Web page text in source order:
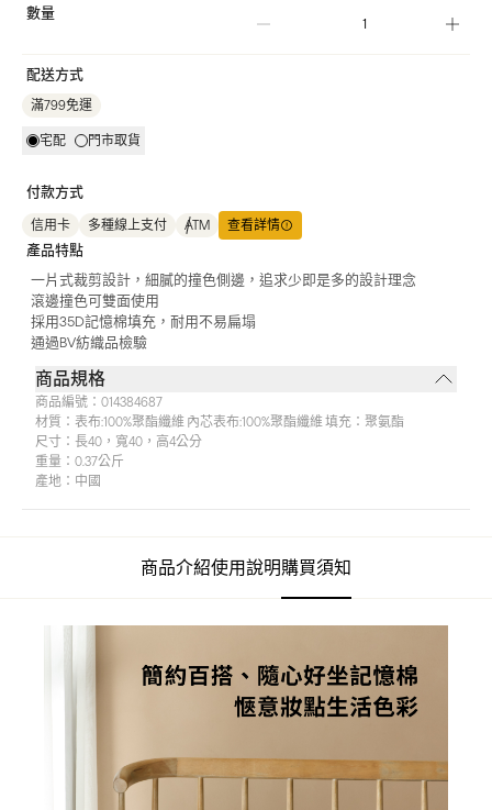
數量
配送方式
滿799免運
宅配 門市取貨
付款方式
信用卡 多種線上支付 ATM 查看詳情
產品特點
一片式裁剪設計，細膩的撞色側邊，追求少即是多的設計理念
滾邊撞色可雙面使用
採用35D記憶棉填充，耐用不易扁塌
通過BV紡織品檢驗
商品規格
商品編號： 014384687
材質： 表布:100%聚酯纖維 內芯表布:100%聚酯纖維 填充：聚氨酯
尺寸： 長40，寬40，高4公分
重量： 0.37公斤
產地： 中國
商品介紹使用說明購買須知